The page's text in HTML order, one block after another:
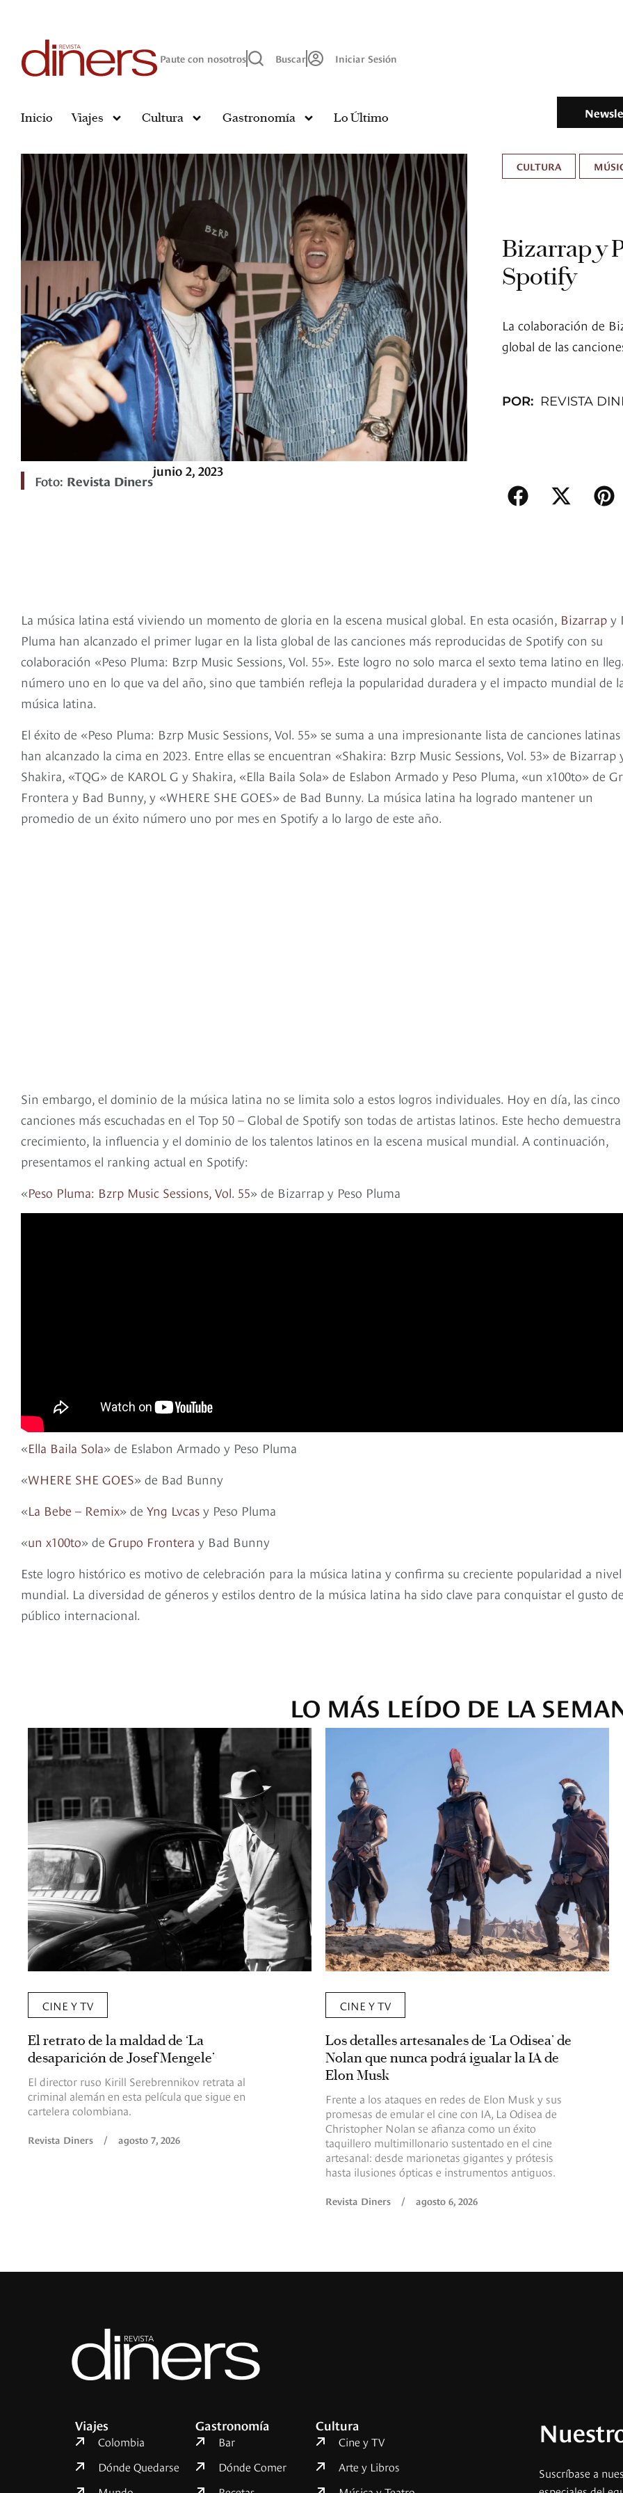
Paute con nosotros Buscar Iniciar Sesión
Inicio Viajes Cultura Gastronomía Lo Último
Foto: Revista Diners
junio 2, 2023
CULTURA
Bizarrap y
Spotify
La colaboración de
global de las
POR: REVISTA
La música latina está viviendo un momento de gloria en la escena musical global. En esta ocasión, Bizarrap y
Pluma han alcanzado el primer lugar en la lista global de las canciones más reproducidas de Spotify con su
colaboración «Peso Pluma: Bzrp Music Sessions, Vol. 55». Este logro no solo marca el sexto tema latino en
número uno en lo que va del año, sino que también refleja la popularidad duradera y el impacto mundial de
música latina.
El éxito de «Peso Pluma: Bzrp Music Sessions, Vol. 55» se suma a una impresionante lista de canciones
han alcanzado la cima en 2023. Entre ellas se encuentran «Shakira: Bzrp Music Sessions, Vol. 53» de Bizarrap
Shakira, «TQG» de KAROL G y Shakira, «Ella Baila Sola» de Eslabon Armado y Peso Pluma, «un x100to» de
Frontera y Bad Bunny, y «WHERE SHE GOES» de Bad Bunny. La música latina ha logrado mantener un
promedio de un éxito número uno por mes en Spotify a lo largo de este año.
Sin embargo, el dominio de la música latina no se limita solo a estos logros individuales. Hoy en día, las cinco
canciones más escuchadas en el Top 50 – Global de Spotify son todas de artistas latinos. Este hecho
crecimiento, la influencia y el dominio de los talentos latinos en la escena musical mundial. A continuación,
presentamos el ranking actual en Spotify:
«Peso Pluma: Bzrp Music Sessions, Vol. 55» de Bizarrap y Peso Pluma
«Ella Baila Sola» de Eslabon Armado y Peso Pluma
«WHERE SHE GOES» de Bad Bunny
«La Bebe – Remix» de Yng Lvcas y Peso Pluma
«un x100to» de Grupo Frontera y Bad Bunny
Este logro histórico es motivo de celebración para la música latina y confirma su creciente popularidad a nivel
mundial. La diversidad de géneros y estilos dentro de la música latina ha sido clave para conquistar el gusto
público internacional.
LO MÁS LEÍDO DE LA
CINE Y TV
El retrato de la maldad de ‘La
desaparición de Josef Mengele’
El director ruso Kirill Serebrennikov retrata al
criminal alemán en esta película que sigue en
cartelera colombiana.
Revista Diners / agosto 7, 2026
CINE Y TV
Los detalles artesanales de ‘La Odisea’ de
Nolan que nunca podrá igualar la IA de
Elon Musk
Frente a los ataques en redes de Elon Musk y sus
promesas de emular el cine con IA, La Odisea de
Christopher Nolan se afianza como un éxito
taquillero multimillonario sustentado en el cine
artesanal: desde marionetas gigantes y prótesis
hasta ilusiones ópticas e instrumentos antiguos.
Revista Diners / agosto 6, 2026
Viajes
Colombia
Dónde Quedarse
Gastronomía
Bar
Dónde Comer
Cultura
Cine y TV
Arte y Libros
Suscríbase a